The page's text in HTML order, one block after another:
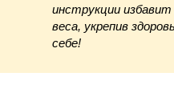
инструкции
веса, укрепив
себе!